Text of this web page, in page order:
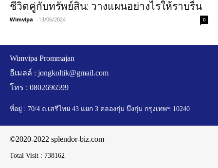
ชีวิตคู่กับทรัพย์สิน: วางแผนอย่างไรให้ราบรื่น
Wimvipa - 13/06/2024 0
Wimvipa Prommajan
อีเมลล์ : jongkoltik@gmail.com
โทร : 0802696599
ที่อยู่ : 70/4 ถ.เสรีไทย 43 แยก 3 คลองกุ่ม บึงกุ่ม กรุงเทพฯ 10240
©2020-2022 splendor-biz.com
Total Visit : 738162